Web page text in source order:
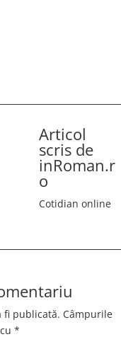
Articol
scris de
inRoman.r
o
Cotidian online
fi publicată. Câmpurile
*